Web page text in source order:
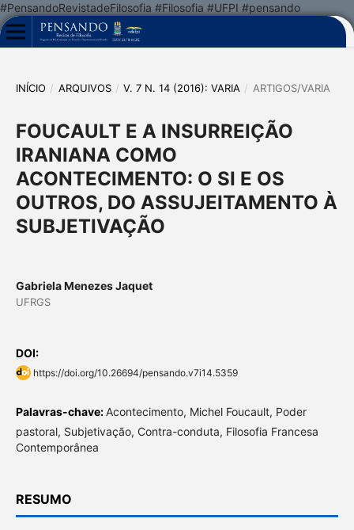
#PensandoRevistadeFilosofia #Filosofia #UFPI #pensando
INÍCIO / ARQUIVOS / V. 7 N. 14 (2016): VARIA / ARTIGOS/VARIA
FOUCAULT E A INSURREIÇÃO
IRANIANA COMO
ACONTECIMENTO: O SI E OS
OUTROS, DO ASSUJEITAMENTO À
SUBJETIVAÇÃO
Gabriela Menezes Jaquet
UFRGS
DOI:
https://doi.org/10.26694/pensando.v7i14.5359
Palavras-chave:Acontecimento, Michel Foucault, Poder
pastoral, Subjetivação, Contra-conduta, Filosofia Francesa
Contemporânea
RESUMO